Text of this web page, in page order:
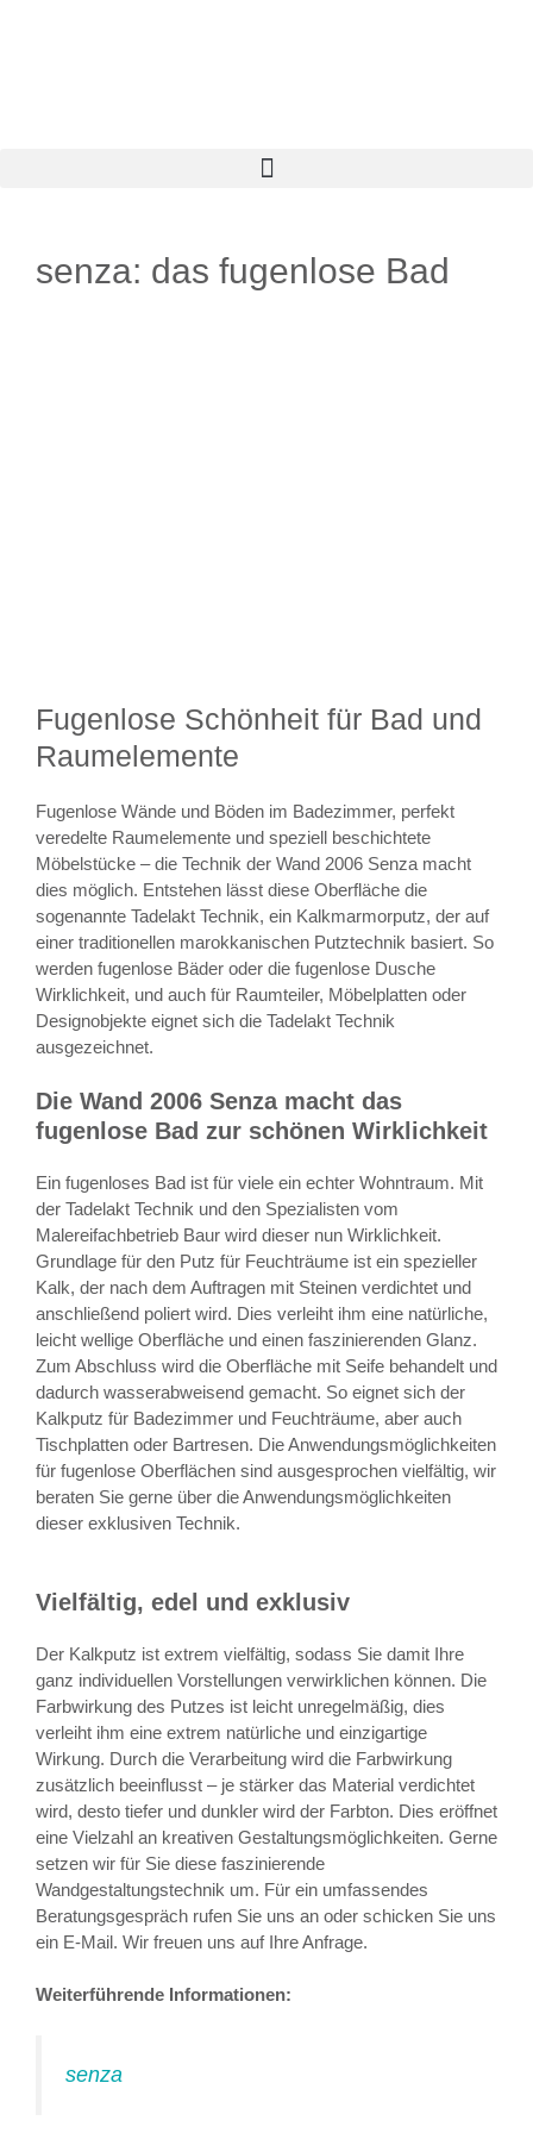
senza: das fugenlose Bad
Fugenlose Schönheit für Bad und
Raumelemente
Fugenlose Wände und Böden im Badezimmer, perfekt
veredelte Raumelemente und speziell beschichtete
Möbelstücke – die Technik der Wand 2006 Senza macht
dies möglich. Entstehen lässt diese Oberfläche die
sogenannte Tadelakt Technik, ein Kalkmarmorputz, der auf
einer traditionellen marokkanischen Putztechnik basiert. So
werden fugenlose Bäder oder die fugenlose Dusche
Wirklichkeit, und auch für Raumteiler, Möbelplatten oder
Designobjekte eignet sich die Tadelakt Technik
ausgezeichnet.
Die Wand 2006 Senza macht das
fugenlose Bad zur schönen Wirklichkeit
Ein fugenloses Bad ist für viele ein echter Wohntraum. Mit
der Tadelakt Technik und den Spezialisten vom
Malereifachbetrieb Baur wird dieser nun Wirklichkeit.
Grundlage für den Putz für Feuchträume ist ein spezieller
Kalk, der nach dem Auftragen mit Steinen verdichtet und
anschließend poliert wird. Dies verleiht ihm eine natürliche,
leicht wellige Oberfläche und einen faszinierenden Glanz.
Zum Abschluss wird die Oberfläche mit Seife behandelt und
dadurch wasserabweisend gemacht. So eignet sich der
Kalkputz für Badezimmer und Feuchträume, aber auch
Tischplatten oder Bartresen. Die Anwendungsmöglichkeiten
für fugenlose Oberflächen sind ausgesprochen vielfältig, wir
beraten Sie gerne über die Anwendungsmöglichkeiten
dieser exklusiven Technik.
Vielfältig, edel und exklusiv
Der Kalkputz ist extrem vielfältig, sodass Sie damit Ihre
ganz individuellen Vorstellungen verwirklichen können. Die
Farbwirkung des Putzes ist leicht unregelmäßig, dies
verleiht ihm eine extrem natürliche und einzigartige
Wirkung. Durch die Verarbeitung wird die Farbwirkung
zusätzlich beeinflusst – je stärker das Material verdichtet
wird, desto tiefer und dunkler wird der Farbton. Dies eröffnet
eine Vielzahl an kreativen Gestaltungsmöglichkeiten. Gerne
setzen wir für Sie diese faszinierende
Wandgestaltungstechnik um. Für ein umfassendes
Beratungsgespräch rufen Sie uns an oder schicken Sie uns
ein E-Mail. Wir freuen uns auf Ihre Anfrage.
Weiterführende Informationen:
senza